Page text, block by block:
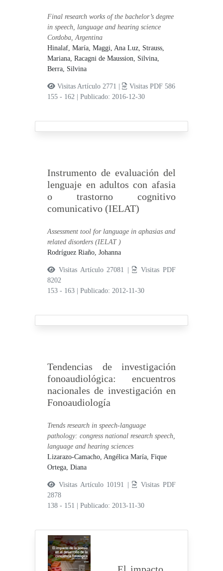
Final research works of the bachelor’s degree
in speech, language and hearing science
Cordoba, Argentina
Hinalaf, María,Maggi, Ana Luz, Strauss,
Mariana,Racagni de Maussion, Silvina,
Berra, Silvina
Visitas Artículo 2771 |
Visitas PDF 586
155 - 162
|Publicado: 2016-12-30
Instrumento de evaluación del
lenguaje en adultos con afasia
o trastorno cognitivo
comunicativo (IELAT)
Assessment tool for language in aphasias and
related disorders (IELAT )
Rodríguez Riaño, Johanna
Visitas Artículo 27081 |
Visitas PDF
8202
153 - 163
|Publicado: 2012-11-30
Tendencias de investigación
fonoaudiológica: encuentros
nacionales de investigación en
Fonoaudiología
Trends research in speech-language
pathology: congress national research speech,
language and hearing sciences
Lizarazo-Camacho, Angélica María,Fique
Ortega, Diana
Visitas Artículo 10191 |
Visitas PDF
2878
138 - 151
|Publicado: 2013-11-30